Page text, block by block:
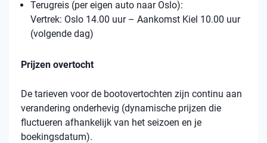
Terugreis (per eigen auto naar Oslo):
Vertrek: Oslo 14.00 uur – Aankomst Kiel 10.00 uur
(volgende dag)
Prijzen overtocht
De tarieven voor de bootovertochten zijn continu aan
verandering onderhevig (dynamische prijzen die
fluctueren afhankelijk van het seizoen en je
boekingsdatum).